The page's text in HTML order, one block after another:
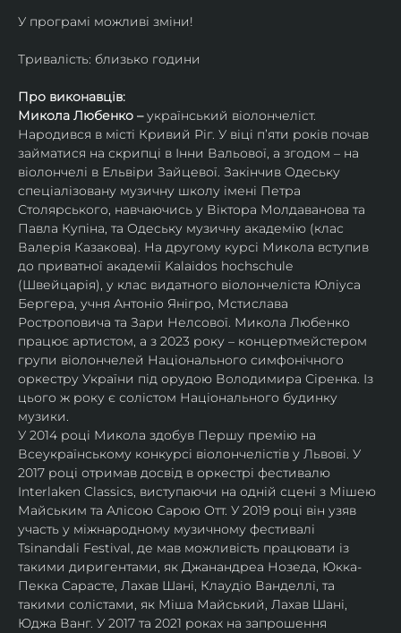
У програмі можливі зміни!
Тривалість: близько години
Про виконавців:
Микола Любенко – український віолончеліст.
Народився в місті Кривий Ріг. У віці п’яти років почав
займатися на скрипці в Інни Вальової, а згодом – на
віолончелі в Ельвіри Зайцевої. Закінчив Одеську
спеціалізовану музичну школу імені Петра
Столярського, навчаючись у Віктора Молдаванова та
Павла Купіна, та Одеську музичну академію (клас
Валерія Казакова). На другому курсі Микола вступив
до приватної академії Kalaidos hochschule
(Швейцарія), у клас видатного віолончеліста Юліуса
Бергера, учня Антоніо Янігро, Мстислава
Ростроповича та Зари Нелсової. Микола Любенко
працює артистом, а з 2023 року – концертмейстером
групи віолончелей Національного симфонічного
оркестру України під орудою Володимира Сіренка. Із
цього ж року є солістом Національного будинку
музики.
У 2014 році Микола здобув Першу премію на
Всеукраїнському конкурсі віолончелістів у Львові. У
2017 році отримав досвід в оркестрі фестивалю
Interlaken Classics, виступаючи на одній сцені з Мішею
Майським та Алісою Сарою Отт. У 2019 році він узяв
участь у міжнародному музичному фестивалі
Tsinandali Festival, де мав можливість працювати із
такими диригентами, як Джанандреа Нозеда, Юкка-
Пекка Сарасте, Лахав Шані, Клаудіо Ванделлі, та
такими солістами, як Міша Майський, Лахав Шані,
Юджа Ванг. У 2017 та 2021 роках на запрошення